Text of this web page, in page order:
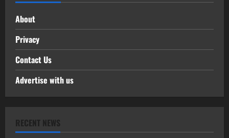
About
Privacy
Contact Us
Advertise with us
RECENT NEWS